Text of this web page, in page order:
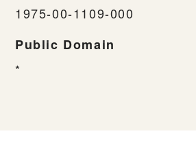
1975-00-1109-000
Public Domain
*